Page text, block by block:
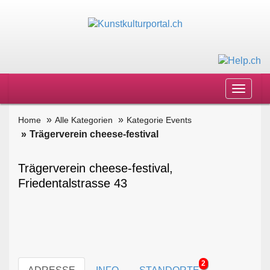
Toggle
Home Alle Kategorien Kategorie Events
Trägerverein cheese-festival
Trägerverein cheese-festival,
Friedentalstrasse 43
2